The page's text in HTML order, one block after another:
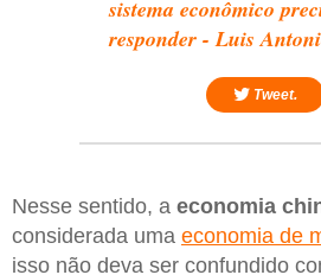
sistema econômico
responder - Luis
Tweet.
Nesse sentido, a economia
considerada uma economia de
isso não deva ser confundido